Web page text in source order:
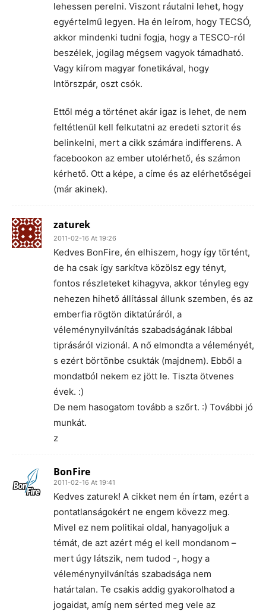
lehessen perelni. Viszont ráutalni lehet, hogy
egyértelmű legyen. Ha én leírom, hogy TECSÓ,
akkor mindenki tudni fogja, hogy a TESCO-ról
beszélek, jogilag mégsem vagyok támadható.
Vagy kiírom magyar fonetikával, hogy
Intörszpár, oszt csók.
Ettől még a történet akár igaz is lehet, de nem
feltétlenül kell felkutatni az eredeti sztorit és
belinkelni, mert a cikk számára indifferens. A
facebookon az ember utolérhető, és számon
kérhető. Ott a képe, a címe és az elérhetőségei
(már akinek).
zaturek
2011-02-16 At 19:26
Kedves BonFire, én elhiszem, hogy így történt,
de ha csak így sarkítva közölsz egy tényt,
fontos részleteket kihagyva, akkor tényleg egy
nehezen hihető állítással állunk szemben, és az
emberfia rögtön diktatúráról, a
véleménynyilvánítás szabadságának lábbal
tiprásáról vizionál. A nő elmondta a véleményét,
s ezért börtönbe csukták (majdnem). Ebből a
mondatból nekem ez jött le. Tiszta ötvenes
évek. :)
De nem hasogatom tovább a szőrt. :) További jó
munkát.
z
BonFire
2011-02-16 At 19:41
Kedves zaturek! A cikket nem én írtam, ezért a
pontatlanságokért ne engem kövezz meg.
Mivel ez nem politikai oldal, hanyagoljuk a
témát, de azt azért még el kell mondanom –
mert úgy látszik, nem tudod -, hogy a
véleménynyilvánítás szabadsága nem
határtalan. Te csakis addig gyakorolhatod a
jogaidat, amíg nem sérted meg vele az